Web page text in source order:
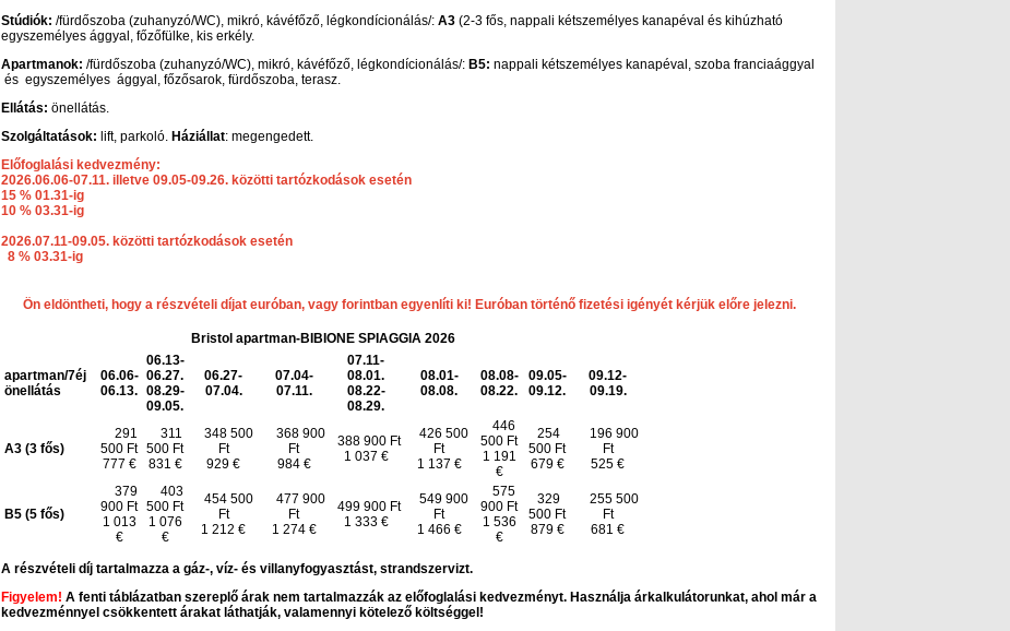
Stúdiók: /fürdőszoba (zuhanyzó/WC), mikró, kávéfőző, légkondícionálás/: A3 (2-3 fős, nappali kétszemélyes kanapéval és kihúzható
egyszemélyes ággyal, főzőfülke, kis erkély.
Apartmanok: /fürdőszoba (zuhanyzó/WC), mikró, kávéfőző, légkondícionálás/: B5: nappali kétszemélyes kanapéval, szoba franciaággyal
és egyszemélyes ággyal, főzősarok, fürdőszoba, terasz.
Ellátás: önellátás.
Szolgáltatások: lift, parkoló. Háziállat: megengedett.
Előfoglalási kedvezmény:
2026.06.06-07.11. illetve 09.05-09.26. közötti tartózkodások esetén
15 % 01.31-ig
10 % 03.31-ig
2026.07.11-09.05. közötti tartózkodások esetén
8 % 03.31-ig
Ön eldöntheti, hogy a részvételi díjat euróban, vagy forintban egyenlíti ki! Euróban történő fizetési igényét kérjük előre jelezni.
Bristol apartman-BIBIONE SPIAGGIA 2026
apartman/7éj
önellátás
06.06-
06.13.
06.13-
06.27.
08.29-
09.05.
06.27-
07.04.
07.04-
07.11.
07.11-
08.01.
08.22-
08.29.
08.01-
08.08.
08.08-
08.22.
09.05-
09.12.
09.12-
09.19.
A3 (3 fős)
291
500 Ft
777 €
311
500 Ft
831 €
348 500
Ft
929 €
368 900
Ft
984 €
388 900 Ft
1 037 €
426 500
Ft
1 137 €
446
500 Ft
1 191
€
254
500 Ft
679 €
196 900
Ft
525 €
B5 (5 fős)
379
900 Ft
1 013
€
403
500 Ft
1 076
€
454 500
Ft
1 212 €
477 900
Ft
1 274 €
499 900 Ft
1 333 €
549 900
Ft
1 466 €
575
900 Ft
1 536
€
329
500 Ft
879 €
255 500
Ft
681 €
A részvételi díj tartalmazza a gáz-, víz- és villanyfogyasztást, strandszervizt.
Figyelem! A fenti táblázatban szereplő árak nem tartalmazzák az előfoglalási kedvezményt. Használja árkalkulátorunkat, ahol már a
kedvezménnyel csökkentett árakat láthatják, valamennyi kötelező költséggel!